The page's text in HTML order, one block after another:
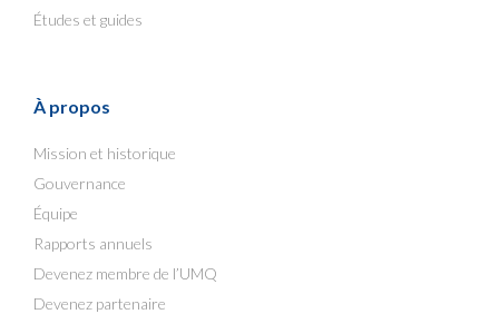
Études et guides
À propos
Mission et historique
Gouvernance
Équipe
Rapports annuels
Devenez membre de l’UMQ
Devenez partenaire